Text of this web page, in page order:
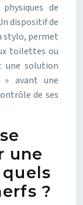
de
dispositif de
stylo, permet
toilettes ou
une solution
avant une
de ses
une
quels
?